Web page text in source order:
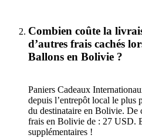
Combien coûte la
d’autres frais cachés
Ballons en Bolivie ?
Paniers Cadeaux
depuis l’entrepôt local le plus
du destinataire en Bolivie. De
frais en Bolivie de : 27 USD.
supplémentaires !